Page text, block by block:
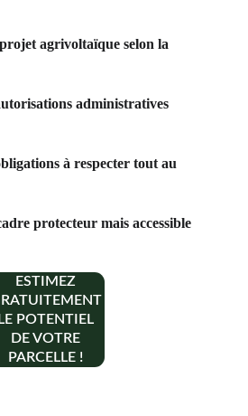
agrivoltaïque selon la
administratives
à respecter tout au
protecteur mais accessible
ESTIMEZ
LE POTENTIEL
DE VOTRE
PARCELLE !